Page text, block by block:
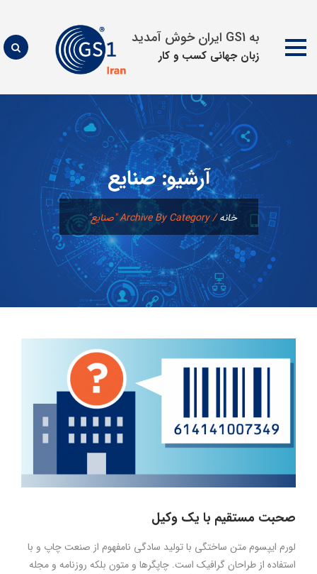
به GS1 ایران خوش آمدید
زبان جهانی كسب و كار
محتوا
آرشیو:صنایع
خانه/Archive By Category "صنایع"
صحبت مستقیم با یک وکیل
لورم ایپسوم متن ساختگی با تولید سادگی نامفهوم از صنعت چاپ و با
استفاده از طراحان گرافیک است. چاپگرها و متون بلکه روزنامه و مجله